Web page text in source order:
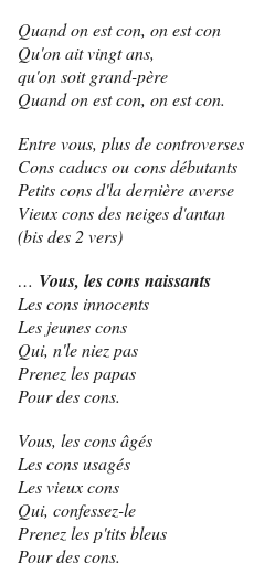
Quand on est con, on est con
Qu'on ait vingt ans,
qu'on soit grand-père
Quand on est con, on est con.
Entre vous, plus de controverses
Cons caducs ou cons débutants
Petits cons d'la dernière averse
Vieux cons des neiges d'antan
(bis des 2 vers)
… Vous, les cons naissants
Les cons innocents
Les jeunes cons
Qui, n'le niez pas
Prenez les papas
Pour des cons.
Vous, les cons âgés
Les cons usagés
Les vieux cons
Qui, confessez-le
Prenez les p'tits bleus
Pour des cons.